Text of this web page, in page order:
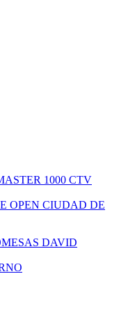
1000 CTV
OPEN CIUDAD DE
DAVID